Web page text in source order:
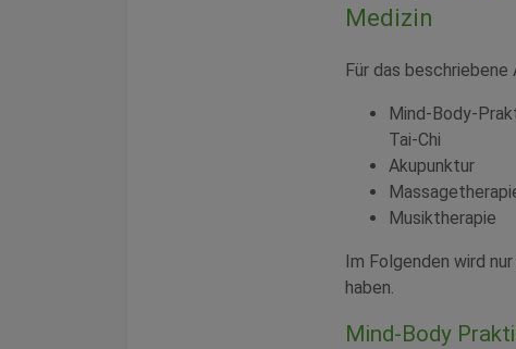
Medizin
Für das
Mind-Body-
Tai-Chi
Akupunktur
Musiktherapie
Im Folgenden wird
haben.
Mind-Body